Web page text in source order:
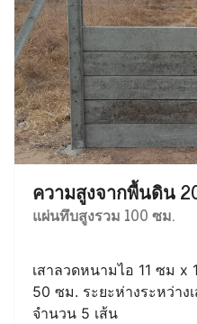
ความสูงจากพื้นดิน
แผ่นทึบสูงรวม 100 ซม.
เสาลวดหนามไอ 11 ซม x
50 ซม. ระยะห่างระหว่าง
จำนวน 5 เส้น